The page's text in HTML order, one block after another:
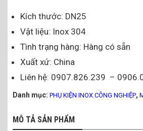
Kích thước: DN25
Vật liệu: Inox 304
Tình trạng hàng: Hàng có sẵn
Xuất xứ: China
Liên hệ: 0907.826.239 –
Danh mục: PHỤ KIỆN INOX CÔNG NGHIỆP,
MÔ TẢ SẢN PHẨM